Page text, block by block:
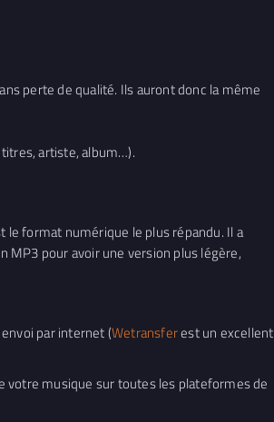
perte de qualité. Ils auront donc la même
titres, artiste, album…).
le format numérique le plus répandu. Il a
MP3 pour avoir une version plus légère,
par internet (Wetransferest un excellent
votre musique sur toutes les plateformes de